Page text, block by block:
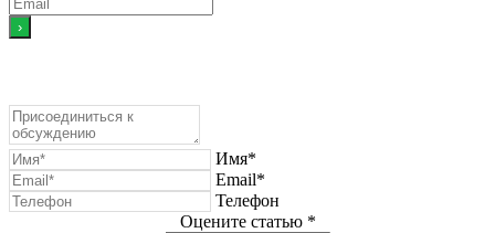
Имя*
Email*
Телефон
Оцените статью *